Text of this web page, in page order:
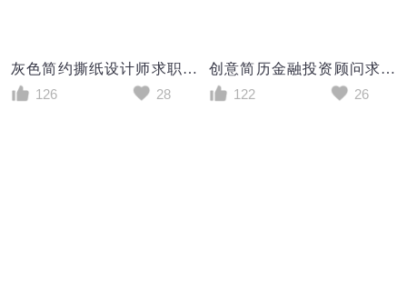
灰色简约撕纸设计师求职成套个人简历Word模板
126
28
创意简历金融投资顾问求职简历个人简历模板
122
26